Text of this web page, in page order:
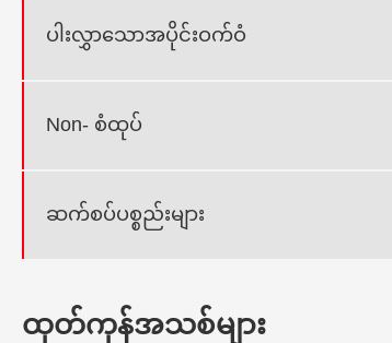
ပါးလွှာသောအပိုင်းဝက်ဝံ
Non- စံထုပ်
ဆက်စပ်ပစ္စည်းများ
ထုတ်ကုန်အသစ်များ